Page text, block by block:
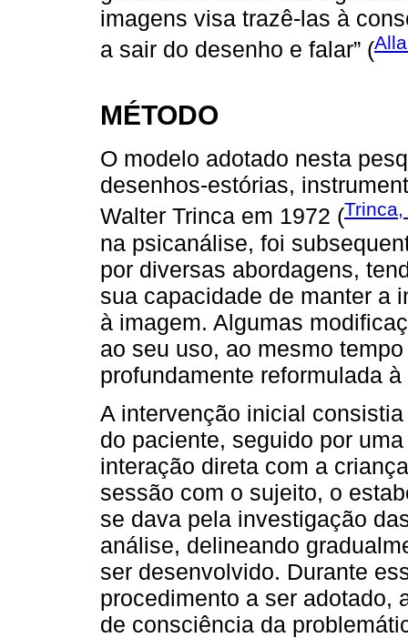
imagens visa trazê-las à
a sair do desenho e falar” (
MÉTODO
O modelo adotado nesta
desenhos-estórias,
Walter Trinca em 1972 (
na psicanálise, foi
por diversas abordagens,
sua capacidade de manter a
à imagem. Algumas
ao seu uso, ao mesmo
profundamente reformulada
A intervenção inicial
do paciente, seguido por
interação direta com a
sessão com o sujeito, o
se dava pela investigação
análise, delineando
ser desenvolvido. Durante
procedimento a ser adotado,
de consciência da